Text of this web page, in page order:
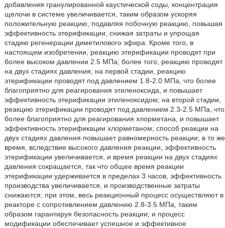
добавления гранулированной каустической соды, концентрация
щелочи в системе увеличивается, таким образом ускоряя
положительную реакцию, подавляя побочную реакцию, повышая
эффективность этерификации, снижая затраты и упрощая
стадию регенерации диметилового эфира. Кроме того, в
настоящем изобретении, реакцию этерификации проводят при
более высоком давлении 2.5 МПа; более того, реакцию проводят
на двух стадиях давления; на первой стадии, реакцию
этерификации проводят под давлением 1.8-2.0 МПа, что более
благоприятно для реагирования этиленоксида, и повышает
эффективность этерификации этиленоксидом; на второй стадии,
реакцию этерификации проводят под давлением 2.3-2.5 МПа, что
более благоприятно для реагирования хлорметана, и повышает
эффективность этерификации хлорметаном; способ реакции на
двух стадиях давления повышает равномерность реакции; в то же
время, вследствие высокого давления реакции, эффективность
этерификации увеличивается, и время реакции на двух стадиях
давления сокращается, так что общее время реакции
этерификации удерживается в пределах 3 часов, эффективность
производства увеличивается, и производственные затраты
снижаются; при этом, весь реакционный процесс осуществляют в
реакторе с сопротивлением давлению 2.8-3.5 МПа, таким
образом гарантируя безопасность реакции; и процесс
модификации обеспечивает успешное и эффективное